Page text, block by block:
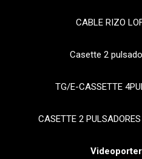
CABLE RIZO
Casette 2
TG/E-CASSETTE
CASETTE 2